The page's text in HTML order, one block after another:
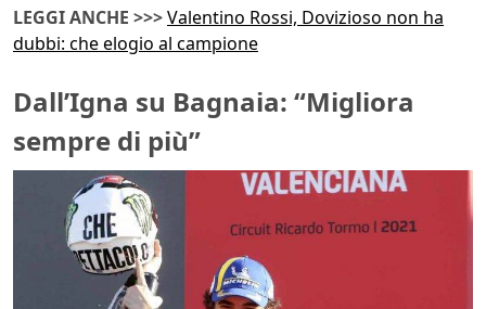
LEGGI ANCHE >>>Valentino Rossi, Dovizioso non ha
dubbi: che elogio al campione
Dall’Igna su Bagnaia: “Migliora
sempre di più”